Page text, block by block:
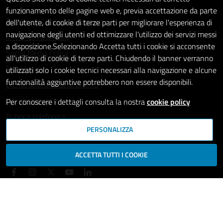
Amministrazione trasparente
Informativa privacy
Social Media Policy
Note legali
Dichiarazione di accessibilità
Whistleblowing
Rubrica telefonica
SEGUICI SU
funzionamento delle pagine web e, previa accettazione da parte
dell'utente, di cookie di terze parti per migliorare l'esperienza di
navigazione degli utenti ed ottimizzare l'utilizzo dei servizi messi
a disposizione.Selezionando Accetta tutti i cookie si acconsente
all'utilizzo di cookie di terze parti. Chiudendo il banner verranno
utilizzati solo i cookie tecnici necessari alla navigazione e alcune
funzionalità aggiuntive potrebbero non essere disponibili.
Per conoscere i dettagli consulta la nostracookie policy
PERSONALIZZA
ACCETTA TUTTI I COOKIE